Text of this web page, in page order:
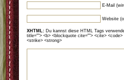
E-Mail
Website
XHTML: Du kannst diese HTML Tags
title=""> <b> <blockquote cite=""> <cite>
<strike> <strong>